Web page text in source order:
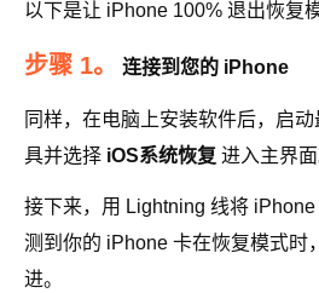
以下是让 iPhone 100% 退出恢复
步骤 1。 连接到您的 iPhone
同样，在电脑上安装软件后，启
具并选择 iOS系统恢复 进入主界面
接下来，用 Lightning 线将
测到你的 iPhone 卡在恢复模式时
进。